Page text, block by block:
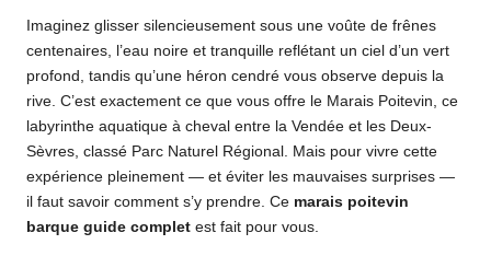
Imaginez glisser silencieusement sous une voûte de frênes
centenaires, l’eau noire et tranquille reflétant un ciel d’un vert
profond, tandis qu’une héron cendré vous observe depuis la
rive. C’est exactement ce que vous offre le Marais Poitevin, ce
labyrinthe aquatique à cheval entre la Vendée et les Deux-
Sèvres, classé Parc Naturel Régional. Mais pour vivre cette
expérience pleinement — et éviter les mauvaises surprises —
il faut savoir comment s’y prendre. Ce marais poitevin
barque guide complet est fait pour vous.